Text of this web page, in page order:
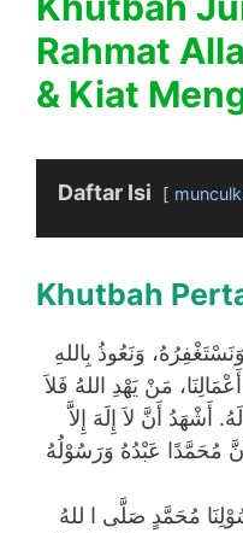
Rahmat
& Kiat
Daftar Isi
Khutbah
وَنَعُوذُ بِاللهِ
مَنْ يَهْدِ اللهُ فَلاَ
أَنَّ لاَ إِلَهَ إِلاَّ
مُحَمَّدًا عَبْدُهُ وَرَسُوْلُهُ